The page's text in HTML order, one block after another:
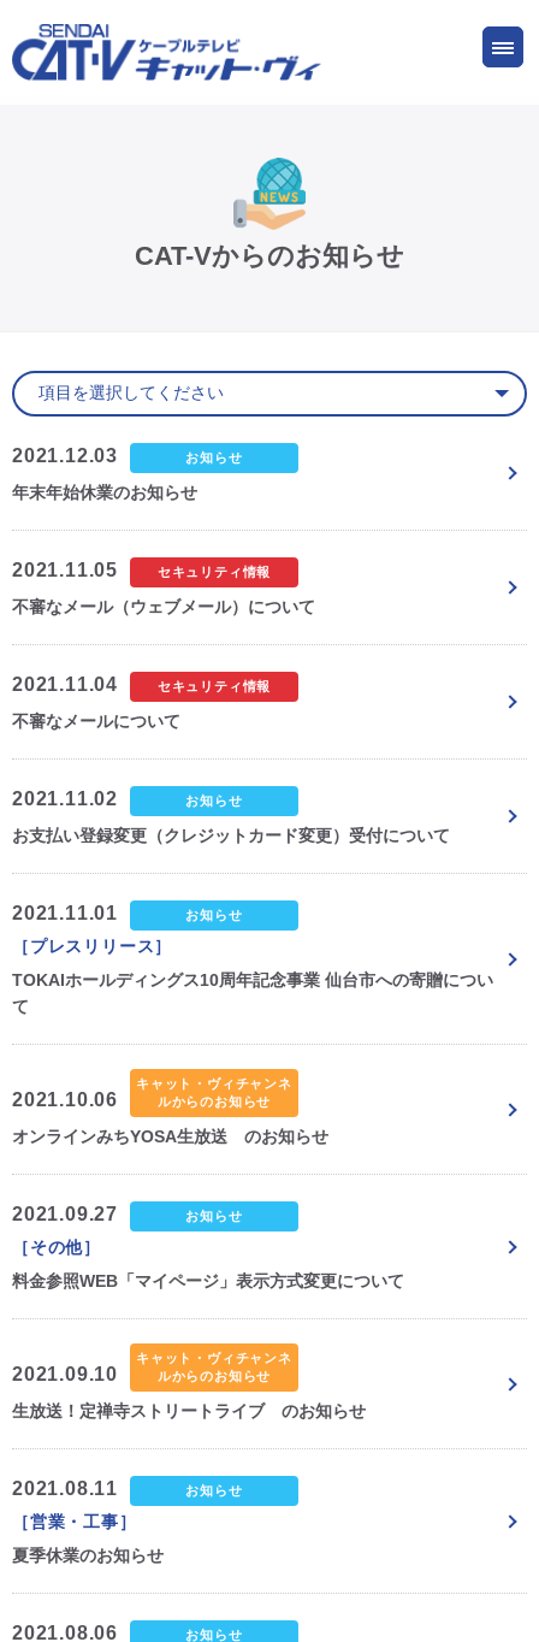
CAT-Vからのお知らせ
2021.12.03 お知らせ
年末年始休業のお知らせ
2021.11.05 セキュリティ情報
不審なメール（ウェブメール）について
2021.11.04 セキュリティ情報
不審なメールについて
2021.11.02 お知らせ
お支払い登録変更（クレジットカード変更）受付について
2021.11.01 お知らせ
［プレスリリース］
TOKAIホールディングス10周年記念事業 仙台市への寄贈につい
て
2021.10.06
キャット・ヴィチャンネ
ルからのお知らせ
オンラインみちYOSA生放送 のお知らせ
2021.09.27 お知らせ
［その他］
料金参照WEB「マイページ」表示方式変更について
2021.09.10
キャット・ヴィチャンネ
ルからのお知らせ
生放送！定禅寺ストリートライブ のお知らせ
2021.08.11 お知らせ
［営業・工事］
夏季休業のお知らせ
2021.08.06 お知らせ
仙台CATV キャット・ヴィってなに?
ケーブルプラス電話
CM・広告掲載